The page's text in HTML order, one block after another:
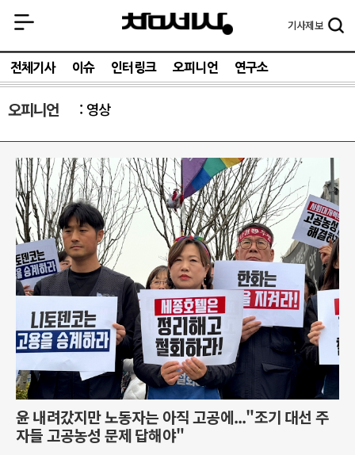
기사제보
전체기사 이슈 인터링크 오피니언 연구소
오피니언 영상
윤 내려갔지만 노동자는 아직 고공에..."조기 대선 주
자들 고공농성 문제 답해야"